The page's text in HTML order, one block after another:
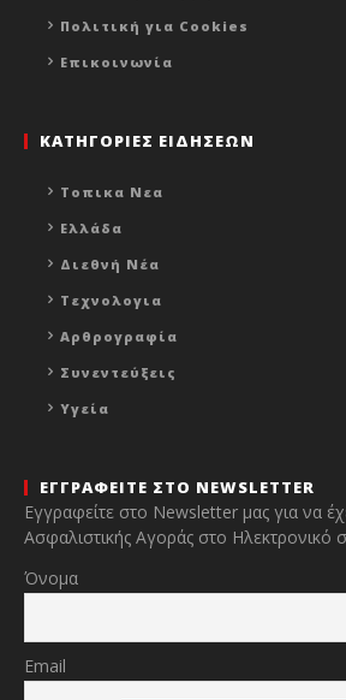
Πολιτική για Cookies
Επικοινωνία
ΚΑΤΗΓΟΡΙΕΣ ΕΙΔΗΣΕΩΝ
Τοπικα Νεα
Ελλάδα
Διεθνή Νέα
Τεχνολογια
Αρθρογραφία
Συνεντεύξεις
Υγεία
ΕΓΓΡΑΦΕΙΤΕ ΣΤΟ NEWSLETTER
Εγγραφείτε στο Newsletter μας για να
Ασφαλιστικής Αγοράς στο Ηλεκτρονικό
Όνομα
Email